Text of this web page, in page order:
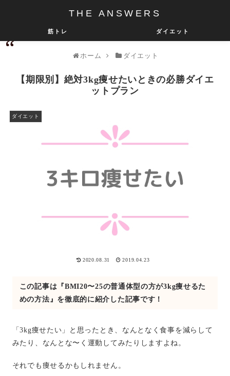
THE ANSWERS
筋トレ ダイエット
ホーム ダイエット
【期限別】絶対3kg痩せたいときの必勝ダイエ
ットプラン
ダイエット
2020.08.31 2019.04.23
この記事は『BMI20〜25の普通体型の方が3kg痩せるた
めの方法』を徹底的に紹介した記事です！
「3kg痩せたい」と思ったとき、なんとなく食事を減らして
みたり、なんとな〜く運動してみたりしますよね。
それでも痩せるかもしれません。